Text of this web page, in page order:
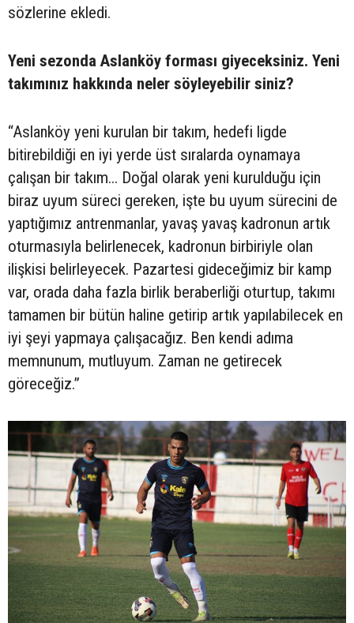
sözlerine ekledi.
Yeni sezonda Aslanköy forması giyeceksiniz. Yeni
takımınız hakkında neler söyleyebilir siniz?
“Aslanköy yeni kurulan bir takım, hedefi ligde
bitirebildiği en iyi yerde üst sıralarda oynamaya
çalışan bir takım... Doğal olarak yeni kurulduğu için
biraz uyum süreci gereken, işte bu uyum sürecini de
yaptığımız antrenmanlar, yavaş yavaş kadronun artık
oturmasıyla belirlenecek, kadronun birbiriyle olan
ilişkisi belirleyecek. Pazartesi gideceğimiz bir kamp
var, orada daha fazla birlik beraberliği oturtup, takımı
tamamen bir bütün haline getirip artık yapılabilecek en
iyi şeyi yapmaya çalışacağız. Ben kendi adıma
memnunum, mutluyum. Zaman ne getirecek
göreceğiz.”